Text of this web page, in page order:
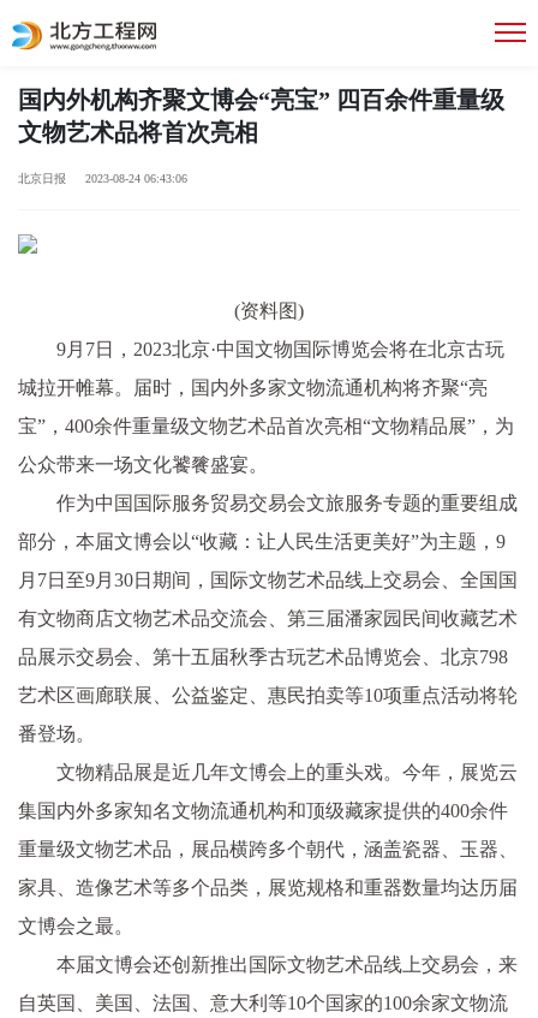
国内外机构齐聚文博会“亮宝” 四百余件重量级
文物艺术品将首次亮相
北京日报 2023-08-24 06:43:06
(资料图)
9月7日，2023北京·中国文物国际博览会将在北京古玩
城拉开帷幕。届时，国内外多家文物流通机构将齐聚“亮
宝”，400余件重量级文物艺术品首次亮相“文物精品展”，为
公众带来一场文化饕餮盛宴。
作为中国国际服务贸易交易会文旅服务专题的重要组成
部分，本届文博会以“收藏：让人民生活更美好”为主题，9
月7日至9月30日期间，国际文物艺术品线上交易会、全国国
有文物商店文物艺术品交流会、第三届潘家园民间收藏艺术
品展示交易会、第十五届秋季古玩艺术品博览会、北京798
艺术区画廊联展、公益鉴定、惠民拍卖等10项重点活动将轮
番登场。
文物精品展是近几年文博会上的重头戏。今年，展览云
集国内外多家知名文物流通机构和顶级藏家提供的400余件
重量级文物艺术品，展品横跨多个朝代，涵盖瓷器、玉器、
家具、造像艺术等多个品类，展览规格和重器数量均达历届
文博会之最。
本届文博会还创新推出国际文物艺术品线上交易会，来
自英国、美国、法国、意大利等10个国家的100余家文物流